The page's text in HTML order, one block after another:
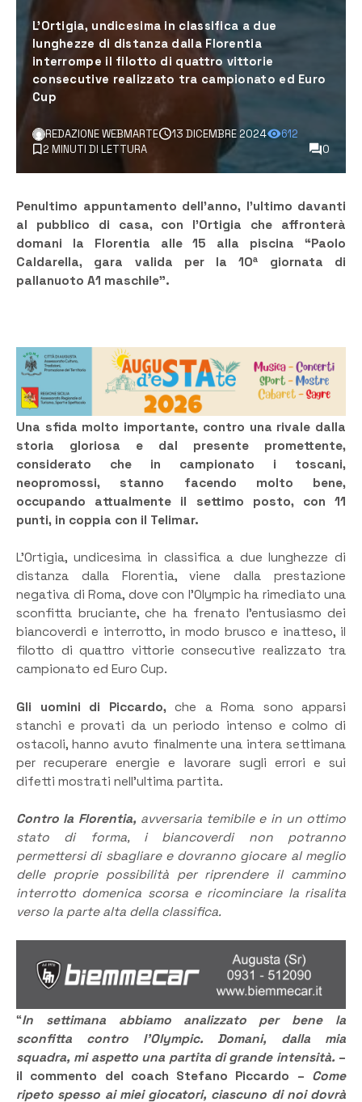
L’Ortigia, undicesima in classifica a due
lunghezze di distanza dalla Florentia
interrompe il filotto di quattro vittorie
consecutive realizzato tra campionato ed Euro
Cup
REDAZIONE WEBMARTE 13 DICEMBRE 2024
612
2 MINUTI DI LETTURA
0
Penultimo appuntamento dell’anno, l’ultimo davanti
al pubblico di casa, con l’Ortigia che affronterà
domani la Florentia alle 15 alla piscina “Paolo
Caldarella, gara valida per la 10ª giornata di
pallanuoto A1 maschile”.
Una sfida molto importante, contro una rivale dalla
storia gloriosa e dal presente promettente,
considerato che in campionato i toscani,
neopromossi, stanno facendo molto bene,
occupando attualmente il settimo posto, con 11
punti, in coppia con il Telimar.
L’Ortigia, undicesima in classifica a due lunghezze di
distanza dalla Florentia, viene dalla prestazione
negativa di Roma, dove con l’Olympic ha rimediato una
sconfitta bruciante, che ha frenato l’entusiasmo dei
biancoverdi e interrotto, in modo brusco e inatteso, il
filotto di quattro vittorie consecutive realizzato tra
campionato ed Euro Cup.
Gli uomini di Piccardo,che a Roma sono apparsi
stanchi e provati da un periodo intenso e colmo di
ostacoli, hanno avuto finalmente una intera settimana
per recuperare energie e lavorare sugli errori e sui
difetti mostrati nell’ultima partita.
Contro la Florentia, avversaria temibile e in un ottimo
stato di forma, i biancoverdi non potranno
permettersi di sbagliare e dovranno giocare al meglio
delle proprie possibilità per riprendere il cammino
interrotto domenica scorsa e ricominciare la risalita
verso la parte alta della classifica.
“In settimana abbiamo analizzato per bene la
sconfitta contro l’Olympic. Domani, dalla mia
squadra, mi aspetto una partita di grande intensità. –
il commento del coach Stefano Piccardo – Come
ripeto spesso ai miei giocatori, ciascuno di noi dovrà